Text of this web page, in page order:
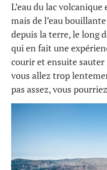
L’eau du lac
mais de l’eau
depuis la terre, le long
qui en fait une
courir et ensuite sauter
vous allez trop
pas assez, vous